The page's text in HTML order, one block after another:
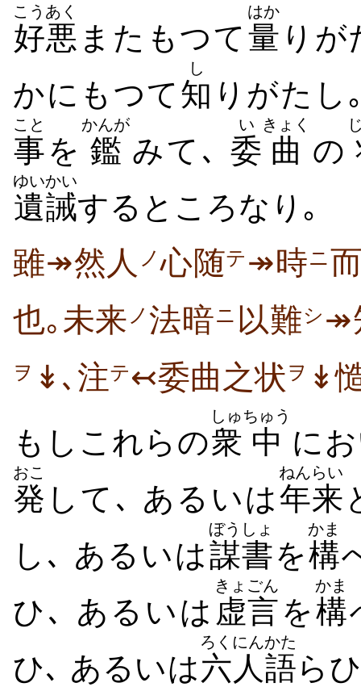
好悪
こうあく
またもつて量
はか
り
かにもつて知
し
りがた
事
こと
を 鑑
かんが
みて､ 委
い
曲
きょく
の
遺誡
ゆいかい
するところなり｡
雖↠然人 ノ 心随テ ↠時 ニ
也｡未来 ノ 法暗 ニ 以難シ ↠
ヲ ↡､注テ↢委曲之状ヲ ↡
もしこれらの衆
しゅ
中
ちゅう
に
発
おこ
して､ あるいは年来
ねんらい
し､ あるいは謀書
ぼうしょ
を構
かま
ひ､ あるいは 虚言
きょごん
を構
かま
ひ､ あるいは六人
ろくにん
語
かた
らひ